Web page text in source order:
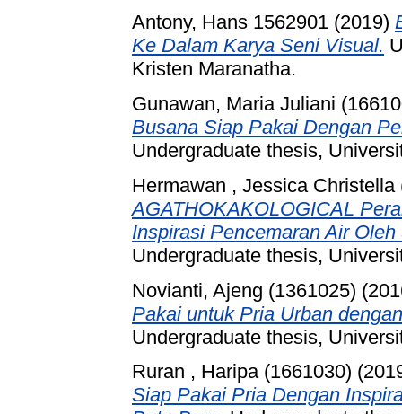
Antony, Hans 1562901 (2019)
Ke Dalam Karya Seni Visual.
Kristen Maranatha.
Gunawan, Maria Juliani
Busana Siap Pakai Dengan
Undergraduate thesis,
Hermawan , Jessica Christella
AGATHOKAKOLOGICAL
Inspirasi Pencemaran Air
Undergraduate thesis,
Novianti, Ajeng (1361025)
Pakai untuk Pria Urban
Undergraduate thesis,
Ruran , Haripa (1661030)
Siap Pakai Pria Dengan